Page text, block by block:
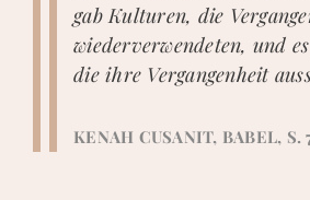
gab Kulturen, die
wiederverwendeten, und
die ihre Vergangenheit
KENAH CUSANIT, BABEL, S.